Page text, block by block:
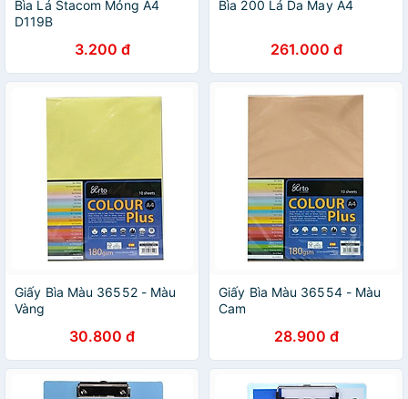
Bìa Lá Stacom Mỏng A4
D119B
3.200 đ
Bìa 200 Lá Da May A4
261.000 đ
Giấy Bìa Màu 36552 - Màu
Vàng
30.800 đ
Giấy Bìa Màu 36554 - Màu
Cam
28.900 đ